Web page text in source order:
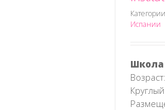
Испании
Школа